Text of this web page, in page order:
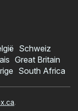
Schweiz
Great Britain
South Africa
.